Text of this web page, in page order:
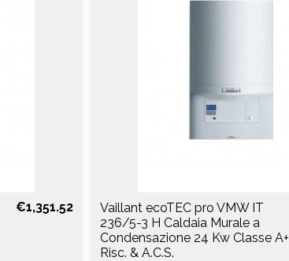
€1,351.52
Vaillant ecoTEC pro VMW IT
236/5-3 H Caldaia Murale a
Condensazione 24 Kw Classe A+
Risc. & A.C.S.